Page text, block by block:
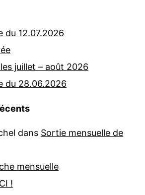
du 12.07.2026
juillet – août 2026
du 28.06.2026
dans Sortie mensuelle de
mensuelle
!